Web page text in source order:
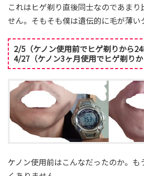
これはヒゲ剃り直後同士なのであま
せん。そもそも僕は遺伝的に毛が薄い
2/5（ケノン使用前でヒゲ剃りから
4/27（ケノン3ヶ月使用でヒゲ剃りか
ケノン使用前はこんなだったのか。も